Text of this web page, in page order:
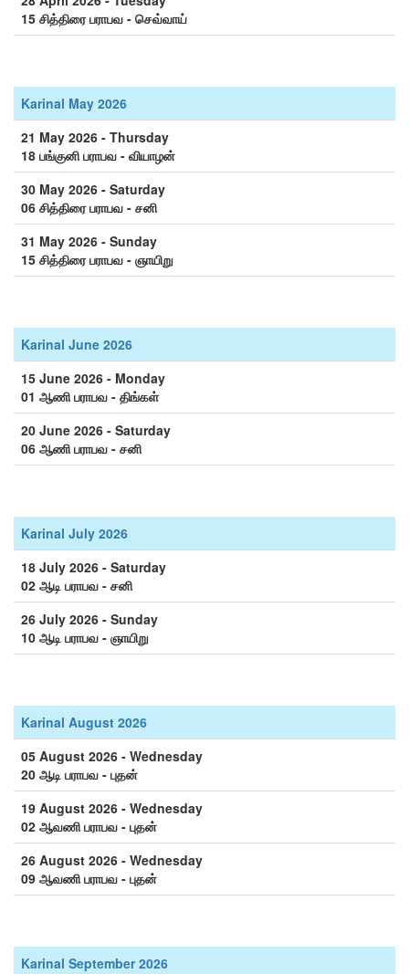
15 சித்திரை பராபவ - செவ்வாய்
Karinal May 2026
21 May 2026 - Thursday
18 பங்குனி பராபவ - வியாழன்
30 May 2026 - Saturday
06 சித்திரை பராபவ - சனி
31 May 2026 - Sunday
15 சித்திரை பராபவ - ஞாயிறு
Karinal June 2026
15 June 2026 - Monday
01 ஆணி பராபவ - திங்கள்
20 June 2026 - Saturday
06 ஆணி பராபவ - சனி
Karinal July 2026
18 July 2026 - Saturday
02 ஆடி பராபவ - சனி
26 July 2026 - Sunday
10 ஆடி பராபவ - ஞாயிறு
Karinal August 2026
05 August 2026 - Wednesday
20 ஆடி பராபவ - புதன்
19 August 2026 - Wednesday
02 ஆவணி பராபவ - புதன்
26 August 2026 - Wednesday
09 ஆவணி பராபவ - புதன்
Karinal September 2026